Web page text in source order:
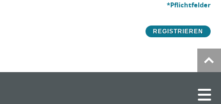
*Pflichtfelder